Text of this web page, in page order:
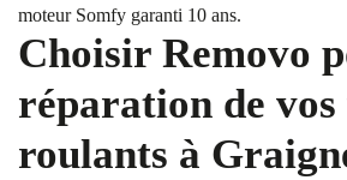
moteur Somfy garanti 10 ans.
Choisir Removo
réparation de vos
roulants à